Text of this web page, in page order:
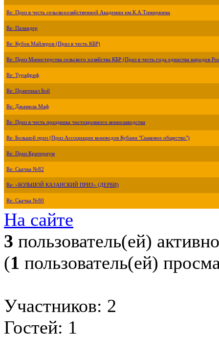
Re: Приз в честь сельскохозяйственной Академии им.К.А.Тимирязева
Re: Паландер
Re: Кубок Майлеров (Приз в честь КБР)
Re: Приз Министерства сельского хозяйства КБР (Приз в честь года единства народов
Re: Турафриф
Re: Практикал Бой
Re: Джамила Маф
Re: Приз в честь праздника чистокровного коннозаводства
Re: Большой приз (Приз Ассоциации коневодов Кубани "Скаковое общество")
Re: Приз Критериум
Re: Скачка №82
Re: «БОЛЬШОЙ КАЗАНСКИЙ ПРИЗ» (ДЕРБИ)
Re: Скачка №80
На сайте
3 пользователь(ей) активно
(1 пользователь(ей)
Участников: 2
Гостей: 1